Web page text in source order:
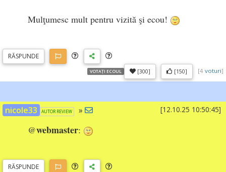
Mulţumesc mult pentru vizită şi ecou!
RĂSPUNDE
VOTAȚI ECOUL [300] [150] [4 voturi]
nicole33 AUTOR REVIEW [12.10.25 10:50:45]
»
@webmaster:
RĂSPUNDE